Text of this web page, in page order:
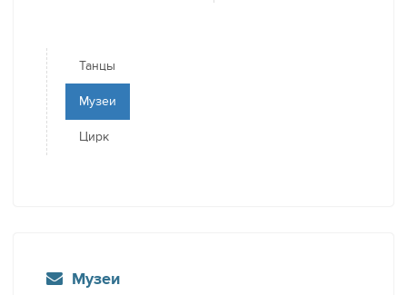
Танцы
Музеи
Цирк
Музеи